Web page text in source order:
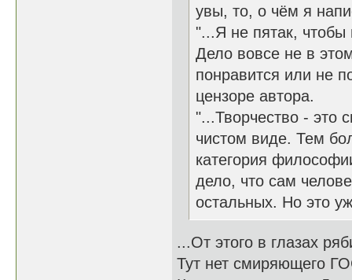
увы, то, о чём я
"...Я не пятак,
Дело вовсе не в
понравится или не
цензоре автора.
"...Творчество - это
чистом виде. Тем
категория
дело, что сам
остальных. Но это
...От этого в глазах
Тут нет смиряющего